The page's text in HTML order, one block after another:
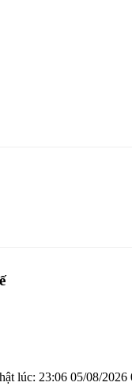
lúc: 23:06 05/08/